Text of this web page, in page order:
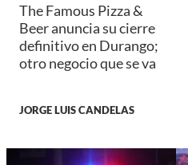
The Famous Pizza &
Beer anuncia su cierre
definitivo en Durango;
otro negocio que se va
JORGE LUIS CANDELAS